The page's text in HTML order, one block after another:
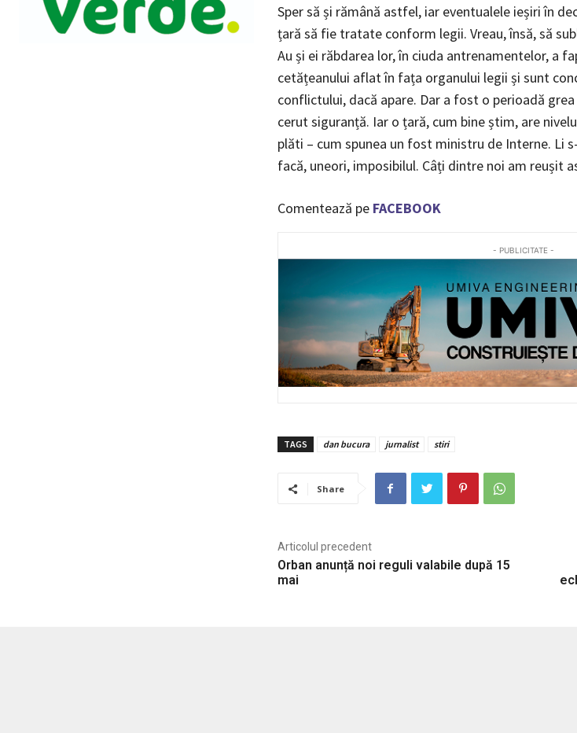
Sper să și rămână astfel, iar eventualele ieșiri în
țară să fie tratate conform legii. Vreau, însă, să
Au și ei răbdarea lor, în ciuda antrenamentelor, a
cetățeanului aflat în fața organului legii și sunt
conflictului, dacă apare. Dar a fost o perioadă
cerut siguranță. Iar o țară, cum bine știm, are
plăti – cum spunea un fost ministru de Interne. Li
facă, uneori, imposibilul. Câți dintre noi am reușit
Comentează pe FACEBOOK
- PUBLICITATE -
TAGS dan bucura jurnalist stiri
Share
Articolul precedent
Orban anunță noi reguli valabile după 15
mai